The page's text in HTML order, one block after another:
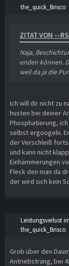
the_quick_Brisco
ZITAT VON --
Naja,
enden können.
weil da ja die
Ich will dir nicht zu
husten bei deiner
Phosphatierung,
selbst ergoogeln.
der Verschleiß
und kann nicht
Einhämmerungen
Fleck den man da
der wird sich kein
Leistungsverlust
the_quick_Brisco
Grob über den
Antriebstrang, bei